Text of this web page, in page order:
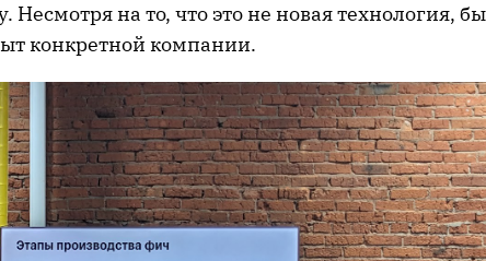
на то, что это не новая технология,
конкретной компании.